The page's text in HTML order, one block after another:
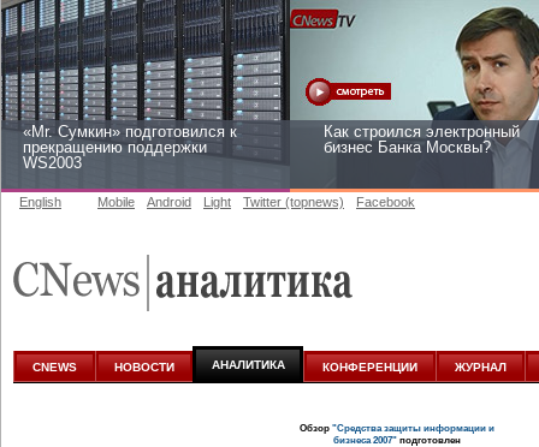
«Mr. Сумкин» подготовился к
прекращению поддержки
WS2003
Как строился электронный
бизнес Банка Москвы?
аналитике
English Mobile Android Light Twitter (topnews) Facebook
CNEWS НОВОСТИ АНАЛИТИКА КОНФЕРЕНЦИИ ЖУРНАЛ
Обзор "Средства защиты информации и
бизнеса 2007"подготовлен